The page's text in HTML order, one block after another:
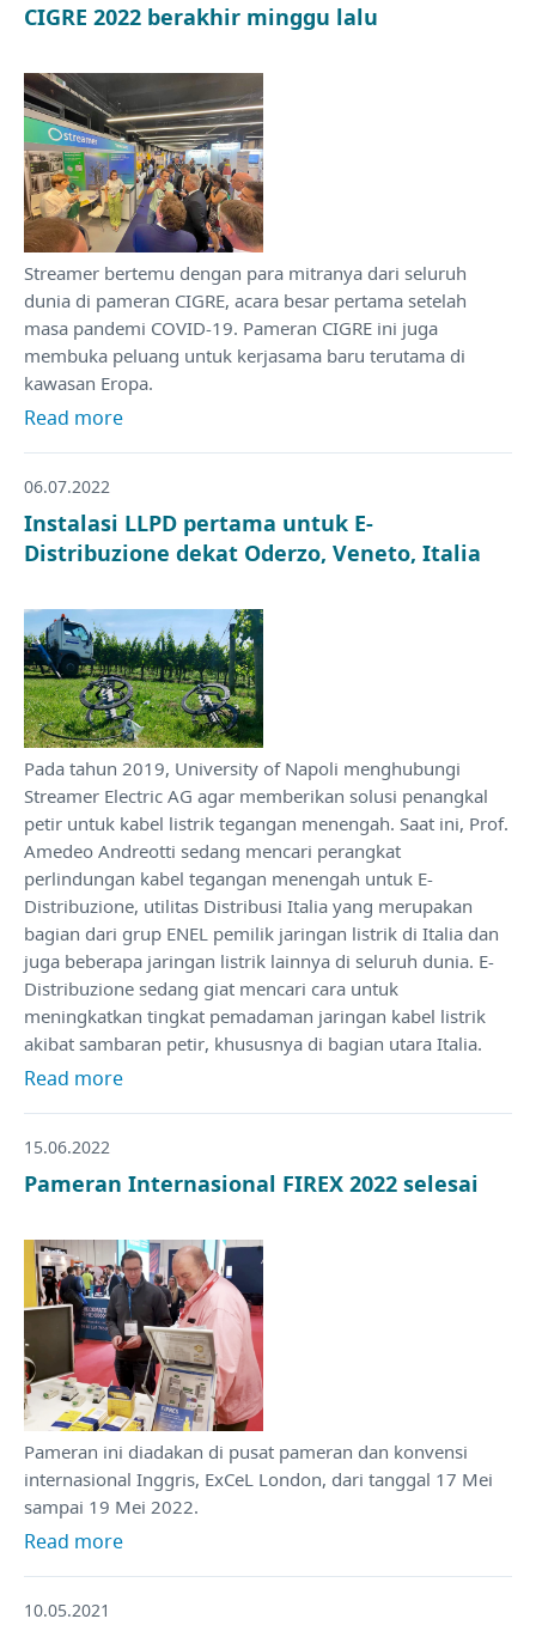
CIGRE 2022 berakhir minggu lalu
Streamer bertemu dengan para mitranya dari seluruh
dunia di pameran CIGRE, acara besar pertama setelah
masa pandemi COVID-19. Pameran CIGRE ini juga
membuka peluang untuk kerjasama baru terutama di
kawasan Eropa.
Read more
06.07.2022
Instalasi LLPD pertama untuk E-
Distribuzione dekat Oderzo, Veneto, Italia
Pada tahun 2019, University of Napoli menghubungi
Streamer Electric AG agar memberikan solusi penangkal
petir untuk kabel listrik tegangan menengah. Saat ini, Prof.
Amedeo Andreotti sedang mencari perangkat
perlindungan kabel tegangan menengah untuk E-
Distribuzione, utilitas Distribusi Italia yang merupakan
bagian dari grup ENEL pemilik jaringan listrik di Italia dan
juga beberapa jaringan listrik lainnya di seluruh dunia. E-
Distribuzione sedang giat mencari cara untuk
meningkatkan tingkat pemadaman jaringan kabel listrik
akibat sambaran petir, khususnya di bagian utara Italia.
Read more
15.06.2022
Pameran Internasional FIREX 2022 selesai
Pameran ini diadakan di pusat pameran dan konvensi
internasional Inggris, ExCeL London, dari tanggal 17 Mei
sampai 19 Mei 2022.
Read more
10.05.2021